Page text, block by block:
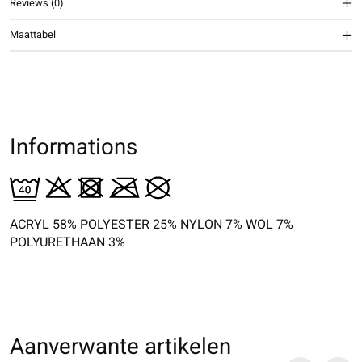
Reviews (0)
Maattabel
Informations
ACRYL 58% POLYESTER 25% NYLON 7% WOL 7%
POLYURETHAAN 3%
Aanverwante artikelen